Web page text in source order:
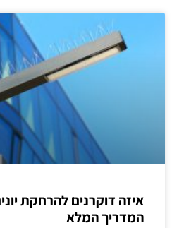
איזה דוקרנים להרחקת
המדריך המלא